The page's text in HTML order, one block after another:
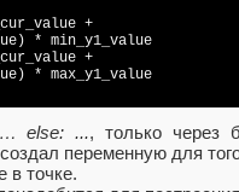
+
* min_y1_value
+
* max_y1_value
else: ..., только через
переменную для
в точке.